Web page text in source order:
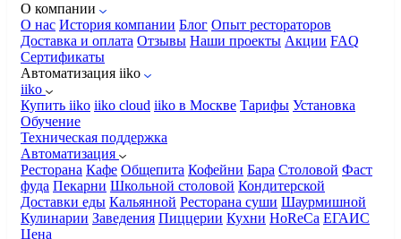
О компании
О нас История компании Блог Опыт рестораторов
Доставка и оплата Отзывы Наши проекты Акции FAQ
Сертификаты
Автоматизация iiko
iiko
Купить iiko iiko cloud iiko в Москве Тарифы Установка
Обучение
Техническая поддержка
Автоматизация
Ресторана Кафе Общепита Кофейни Бара Столовой Фаст
фуда Пекарни Школьной столовой Кондитерской
Доставки еды Кальянной Ресторана суши Шаурмишной
Кулинарии Заведения Пиццерии Кухни HoReCa ЕГАИС
Цена